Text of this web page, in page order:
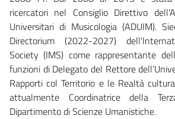
ricercatori nel Consiglio Direttivo
Universitari di Musicologia (ADUIM).
Directorium (2022-2027)
Society (IMS) come rappresentante
funzioni di Delegato del Rettore
Rapporti col Territorio e le Realtà
attualmente Coordinatrice della
Dipartimento di Scienze Umanistiche.